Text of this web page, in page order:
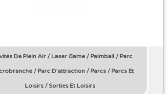
De Plein Air/ Laser Game/ Paimball/ Parc
/ Parc D'attraction / Parcs / Parcs Et
Loisirs /Sorties Et Loisirs